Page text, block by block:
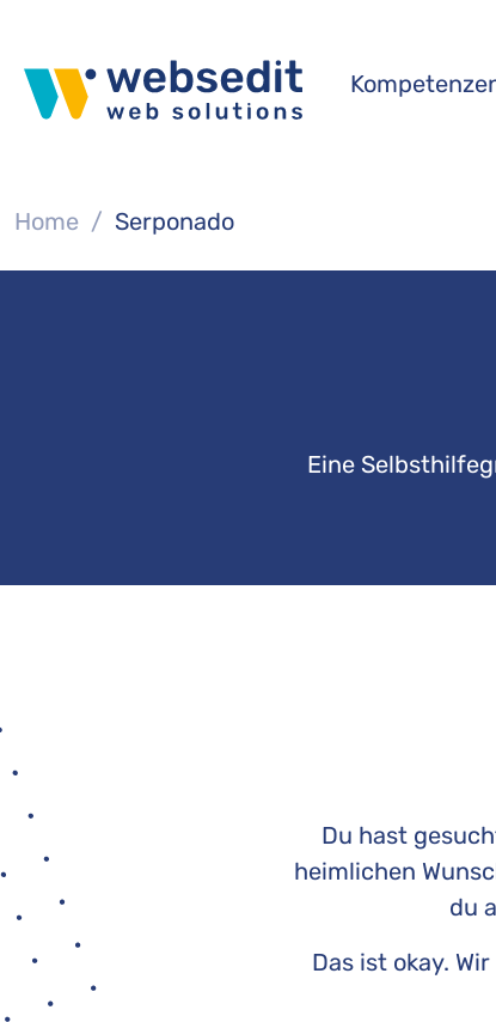
You are here:
Home Serponado
Eine
Du hast
heimlichen
du
Das ist okay.